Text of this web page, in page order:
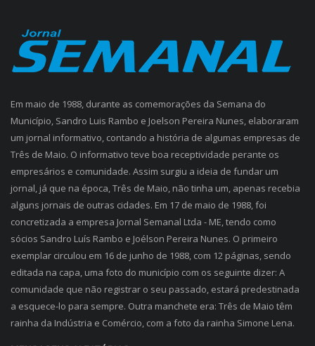
Em maio de 1988, durante as comemorações da Semana do
Município, Sandro Luis Rambo e Joelson Pereira Nunes, elaboraram
um jornal informativo, contando a história de algumas empresas de
Três de Maio. O informativo teve boa receptividade perante os
empresários e comunidade. Assim surgiu a ideia de fundar um
jornal, já que na época, Três de Maio, não tinha um, apenas recebia
alguns jornais de outras cidades. Em 17 de maio de 1988, foi
concretizada a empresa Jornal Semanal Ltda - ME, tendo como
sócios Sandro Luís Rambo e Joélson Pereira Nunes. O primeiro
exemplar circulou em 16 de junho de 1988, com 12 páginas, sendo
editada na capa, uma foto do município com os seguinte dizer: A
comunidade que não registrar o seu passado, estará predestinada
a esquece-lo para sempre. Outra manchete era: Três de Maio têm
rainha da Indústria e Comércio, com a foto da rainha Simone Lena.